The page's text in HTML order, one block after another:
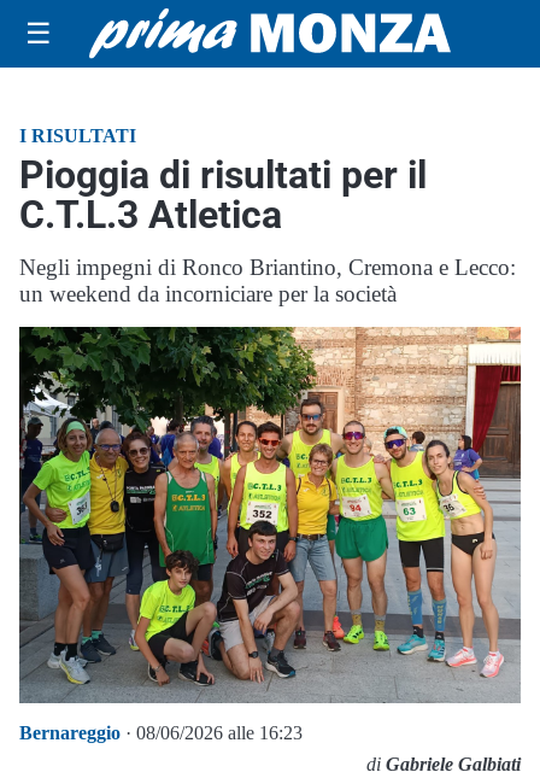
☰
I RISULTATI
Pioggia di risultati per il
C.T.L.3 Atletica
Negli impegni di Ronco Briantino, Cremona e Lecco:
un weekend da incorniciare per la società
Bernareggio · 08/06/2026 alle 16:23
di Gabriele Galbiati